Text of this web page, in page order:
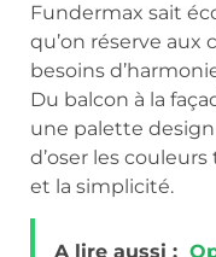
Fundermax sait
qu’on réserve aux
besoins
Du balcon à la
une palette
d’oser les
et la simplicité.
A lire aussi :